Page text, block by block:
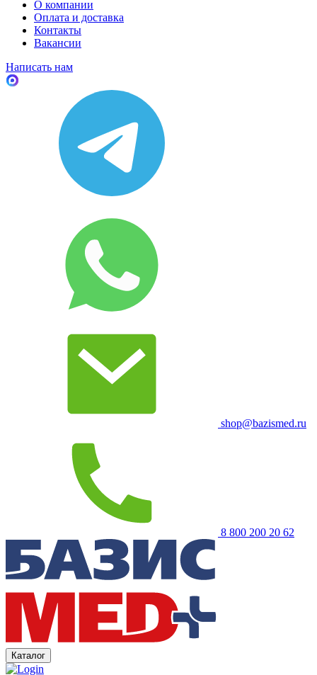
О компании
Оплата и доставка
Контакты
Вакансии
Написать нам
shop@bazismed.ru
8 800 200 20 62
Каталог